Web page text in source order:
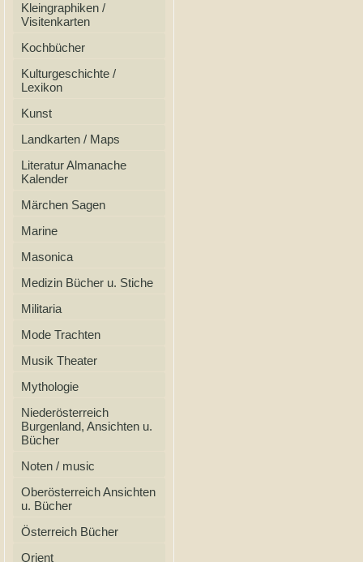
Kleingraphiken /
Visitenkarten
Kochbücher
Kulturgeschichte /
Lexikon
Kunst
Landkarten / Maps
Literatur Almanache
Kalender
Märchen Sagen
Marine
Masonica
Medizin Bücher u. Stiche
Militaria
Mode Trachten
Musik Theater
Mythologie
Niederösterreich
Burgenland, Ansichten u.
Bücher
Noten / music
Oberösterreich Ansichten
u. Bücher
Österreich Bücher
Orient